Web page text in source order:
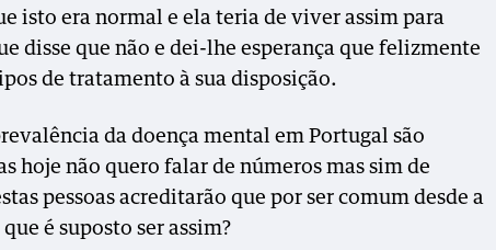
isto era normal e ela teria de viver assim para
disse que não e dei-lhe esperança que felizmente
de tratamento à sua disposição.
da doença mental em Portugal são
hoje não quero falar de números mas sim de
pessoas acreditarão que por ser comum desde a
é suposto ser assim?